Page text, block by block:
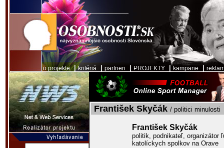
o projekte|kritériá partneri PROJEKTY kampane
František Skyčák / politici minulosti
František Skyčák
politik, podnikateľ, organizátor
katolíckych spolkov na Orave